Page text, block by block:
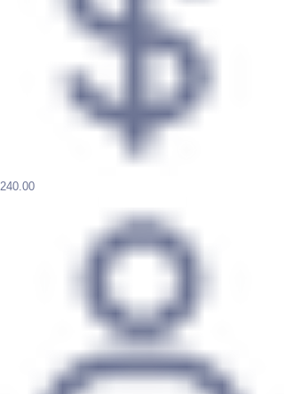
240.00